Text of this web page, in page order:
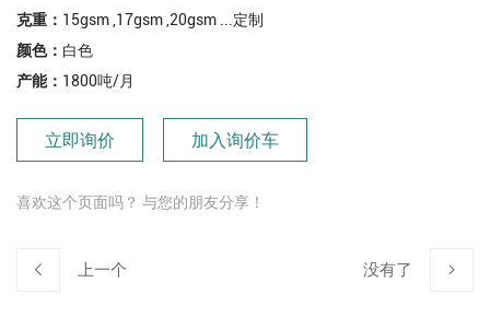
克重： 15gsm ,17gsm ,20gsm ...定制
颜色： 白色
产能： 1800吨/月
立即询价 加入询价车
喜欢这个页面吗？ 与您的朋友分享！
上一个 没有了